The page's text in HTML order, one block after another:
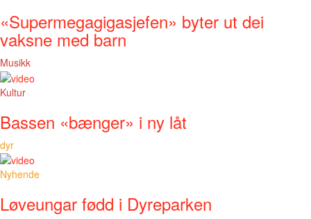
«Supermegagigasjefen» byter ut dei
vaksne med barn
Musikk
Kultur
Bassen «bænger» i ny låt
dyr
Nyhende
Løveungar fødd i Dyreparken